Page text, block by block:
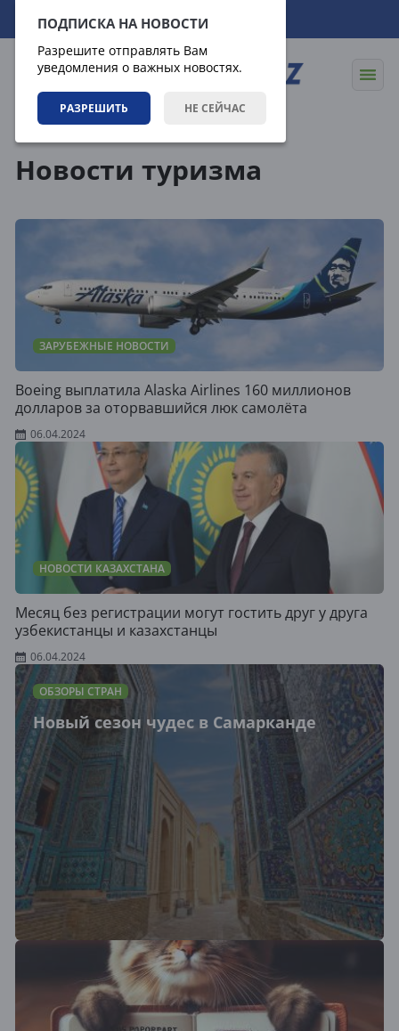
ПОДПИСКА НА НОВОСТИ
Разрешите отправлять Вам
уведомления о важных новостях.
РАЗРЕШИТЬ НЕ СЕЙЧАС
09.08.2026 06:10:49
Новости туризма
ЗАРУБЕЖНЫЕ НОВОСТИ
Boeing выплатила Alaska Airlines 160 миллионов
долларов за оторвавшийся люк самолёта
06.04.2024
НОВОСТИ КАЗАХСТАНА
Месяц без регистрации могут гостить друг у друга
узбекистанцы и казахстанцы
06.04.2024
ОБЗОРЫ СТРАН
Новый сезон чудес в Самарканде